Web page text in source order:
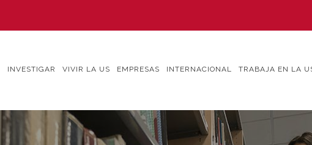
INVESTIGAR VIVIR LA US EMPRESAS INTERNACIONAL TRABAJA EN LA